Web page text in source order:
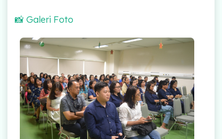
UGD
Laboratorium
Radiologi
Farmasi
Ambulans
Artikel
📸 Galeri Foto